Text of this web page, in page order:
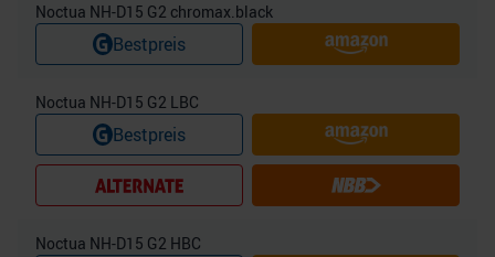
Noctua NH-D15 G2 chromax.black
Bestpreis
Noctua NH-D15 G2 LBC
Bestpreis
Noctua NH-D15 G2 HBC